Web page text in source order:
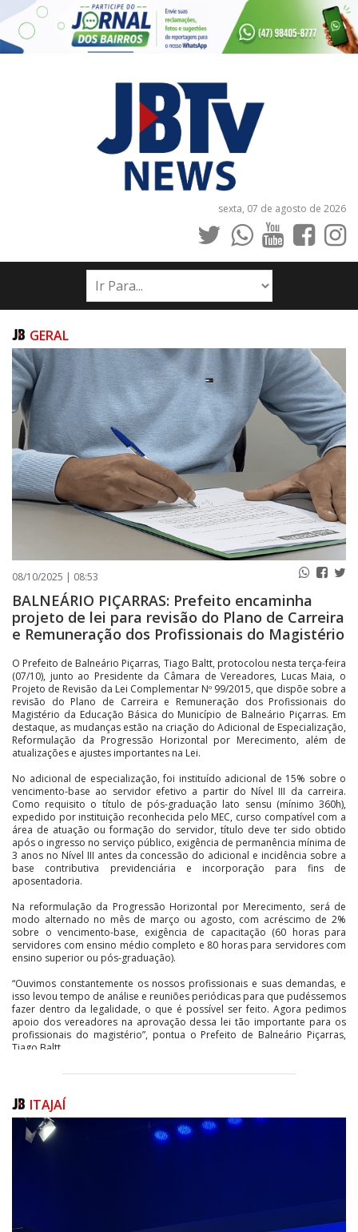
sexta, 07 de agosto de 2026
INÍCIO
NOTÍCIAS
PUBLICAÇÕES LEGAIS
CONTATO
GERAL
08/10/2025 | 08:53
BALNEÁRIO PIÇARRAS: Prefeito encaminha
projeto de lei para revisão do Plano de Carreira
e Remuneração dos Profissionais do Magistério
O Prefeito de Balneário Piçarras, Tiago Baltt, protocolou nesta terça-feira
(07/10), junto ao Presidente da Câmara de Vereadores, Lucas Maia, o
Projeto de Revisão da Lei Complementar Nº 99/2015, que dispõe sobre a
revisão do Plano de Carreira e Remuneração dos Profissionais do
Magistério da Educação Básica do Município de Balneário Piçarras. Em
destaque, as mudanças estão na criação do Adicional de Especialização,
Reformulação da Progressão Horizontal por Merecimento, além de
atualizações e ajustes importantes na Lei.
No adicional de especialização, foi instituído adicional de 15% sobre o
vencimento-base ao servidor efetivo a partir do Nível III da carreira.
Como requisito o título de pós-graduação lato sensu (mínimo 360h),
expedido por instituição reconhecida pelo MEC, curso compatível com a
área de atuação ou formação do servidor, título deve ter sido obtido
após o ingresso no serviço público, exigência de permanência mínima de
3 anos no Nível III antes da concessão do adicional e incidência sobre a
base contributiva previdenciária e incorporação para fins de
aposentadoria.
Na reformulação da Progressão Horizontal por Merecimento, será de
modo alternado no mês de março ou agosto, com acréscimo de 2%
sobre o vencimento-base, exigência de capacitação (60 horas para
servidores com ensino médio completo e 80 horas para servidores com
ensino superior ou pós-graduação).
“Ouvimos constantemente os nossos profissionais e suas demandas, e
isso levou tempo de análise e reuniões periódicas para que pudéssemos
fazer dentro da legalidade, o que é possível ser feito. Agora pedimos
apoio dos vereadores na aprovação dessa lei tão importante para os
profissionais do magistério”, pontua o Prefeito de Balneário Piçarras,
Tiago Baltt.
Todo o processo foi conduzido por comissão composta pela Secretaria
Governo, além da participação do Sindicato dos Servidores Públicos
(Sindifoz) e representantes da classe.
“O processo foi um pouco demorado justamente por querermos fazer
da melhor maneira, ouvindo todas as partes interessadas. Importante
ITAJAÍ